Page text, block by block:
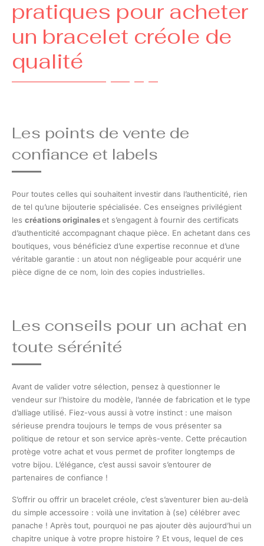
pratiques pour acheter
un bracelet créole de
qualité
Les points de vente de
confiance et labels
Pour toutes celles qui souhaitent investir dans l’authenticité, rien
de tel qu’une bijouterie spécialisée. Ces enseignes privilégient
les créations originaleset s’engagent à fournir des certificats
d’authenticité accompagnant chaque pièce. En achetant dans ces
boutiques, vous bénéficiez d’une expertise reconnue et d’une
véritable garantie : un atout non négligeable pour acquérir une
pièce digne de ce nom, loin des copies industrielles.
Les conseils pour un achat en
toute sérénité
Avant de valider votre sélection, pensez à questionner le
vendeur sur l’histoire du modèle, l’année de fabrication et le type
d’alliage utilisé. Fiez-vous aussi à votre instinct : une maison
sérieuse prendra toujours le temps de vous présenter sa
politique de retour et son service après-vente. Cette précaution
protège votre achat et vous permet de profiter longtemps de
votre bijou. L’élégance, c’est aussi savoir s’entourer de
partenaires de confiance !
S’offrir ou offrir un bracelet créole, c’est s’aventurer bien au-delà
du simple accessoire : voilà une invitation à (se) célébrer avec
panache ! Après tout, pourquoi ne pas ajouter dès aujourd’hui un
chapitre unique à votre propre histoire ? Et vous, lequel de ces